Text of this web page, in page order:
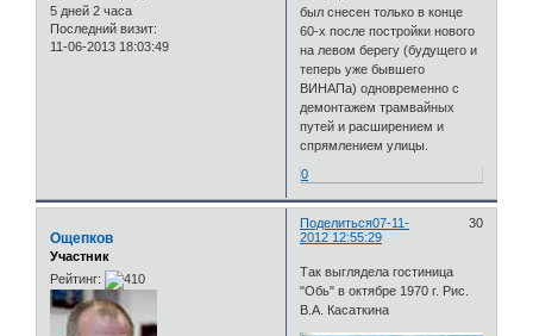
5 дней 2 часа
Последний визит:
11-06-2013 18:03:49
был снесен только в конце
60-х после постройки нового
на левом берегу (будущего и
теперь уже бывшего
ВИНАПа) одновременно с
демонтажем трамвайных
путей и расширением и
спрямлением улицы.
0
Поделиться 30
07-11-
2012 12:55:29
Ощепков
Участник
Рейтинг:
Так выглядела гостиница
"Обь" в октябре 1970 г. Рис.
В.А. Касаткина